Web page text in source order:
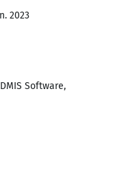
2023
Software,